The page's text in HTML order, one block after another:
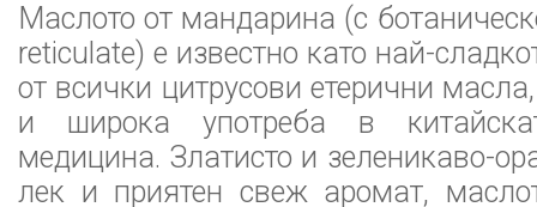
Маслото от мандарина (с
reticulate) е известно като най-
от всички цитрусови етерични
и широка употреба в
медицина. Златисто и зеленикаво-
лек и приятен свеж аромат,